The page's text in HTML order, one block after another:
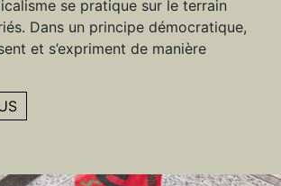
se pratique sur le terrain
Dans un principe démocratique,
et s’expriment de manière